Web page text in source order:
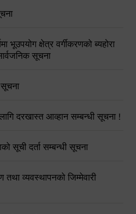
भूउपयोग क्षेत्र वर्गीकरणको ब्यहोरा
सूचना
दरखास्त आव्हान सम्बन्धी सूचना !
सूची दर्ता सम्बन्धी सूचना
तथा व्यवस्थापनको जिम्मेवारी